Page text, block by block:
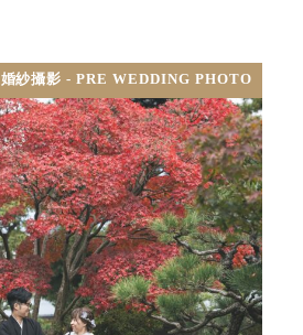
婚紗攝影 - PRE WEDDING PHOTO